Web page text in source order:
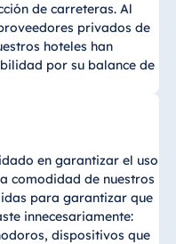
de carreteras. Al
privados de
hoteles han
por su balance de
en garantizar el uso
comodidad de nuestros
para garantizar que
innecesariamente:
dispositivos que